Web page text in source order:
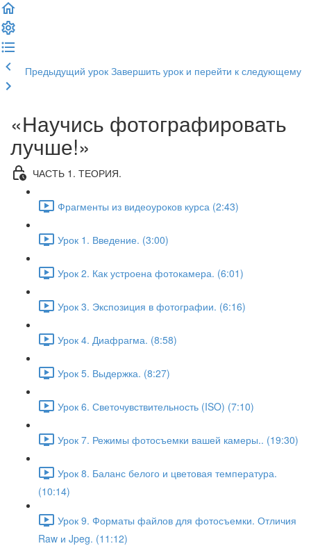
Предыдущий урок Завершить урок и перейти к следующему
«Научись фотографировать
лучше!»
ЧАСТЬ 1. ТЕОРИЯ.
Фрагменты из видеоуроков курса (2:43)
Урок 1. Введение. (3:00)
Урок 2. Как устроена фотокамера. (6:01)
Урок 3. Экспозиция в фотографии. (6:16)
Урок 4. Диафрагма. (8:58)
Урок 5. Выдержка. (8:27)
Урок 6. Светочувствительность (ISO) (7:10)
Урок 7. Режимы фотосъемки вашей камеры.. (19:30)
Урок 8. Баланс белого и цветовая температура.
(10:14)
Урок 9. Форматы файлов для фотосъемки. Отличия
Raw и Jpeg. (11:12)